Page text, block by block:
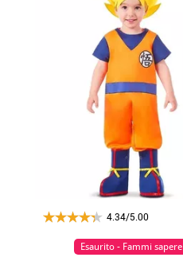
4.34/5.00
Esaurito - Fammi sapere